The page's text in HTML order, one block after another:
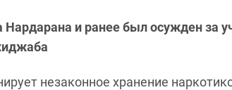
и ранее был осужден за
незаконное хранение